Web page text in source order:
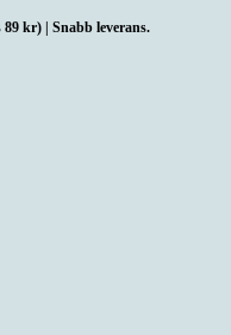
kr) | Snabb leverans.